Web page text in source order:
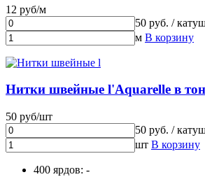
12 руб/м
50 руб. /
м В корзину
Нитки швейные l'Aquarelle в
50 руб/шт
50 руб. /
шт В корзину
400 ярдов: -